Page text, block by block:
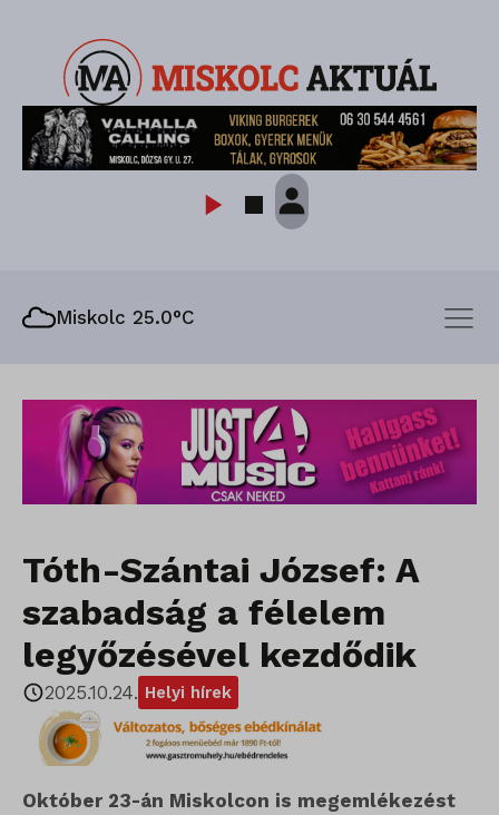
Miskolc 25.0°C
Tóth-Szántai József: A
szabadság a félelem
legyőzésével kezdődik
2025.10.24. Helyi hírek
Október 23-án Miskolcon is megemlékezést